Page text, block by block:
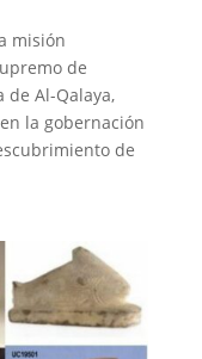
misión
de
Al-Qalaya,
la gobernación
de